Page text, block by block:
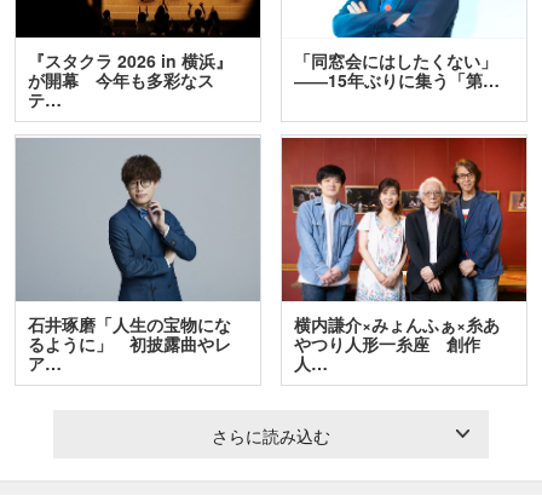
『スタクラ 2026 in 横浜』
が開幕 今年も多彩なス
テ…
「同窓会にはしたくない」
――15年ぶりに集う「第…
石井琢磨「人生の宝物にな
るように」 初披露曲やレ
ア…
横内謙介×みょんふぁ×糸あ
やつり人形一糸座 創作
人…
さらに読み込む